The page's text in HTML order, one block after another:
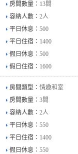
房間數量： 13間
容納人數： 2人
平日休息： 500
平日住宿： 1400
假日休息： 500
假日住宿： 1600
房間類型： 情趣和室
房間數量： 3間
容納人數： 2人
平日休息： 550
平日住宿： 1400
假日休息： 550